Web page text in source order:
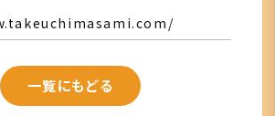
一覧にもどる